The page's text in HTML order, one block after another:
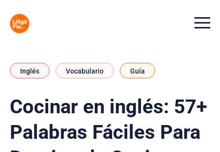
Menu
Inglés Vocabulario Guía
Cocinar en inglés: 57+
Palabras Fáciles Para